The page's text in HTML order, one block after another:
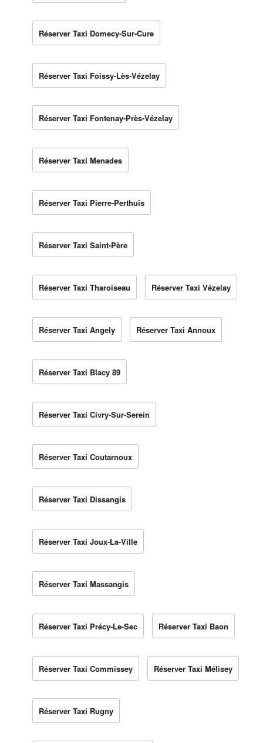
Réserver Taxi Domecy-Sur-Cure
Réserver Taxi Foissy-Lès-Vézelay
Réserver Taxi Fontenay-Près-Vézelay
Réserver Taxi Menades
Réserver Taxi Pierre-Perthuis
Réserver Taxi Saint-Père
Réserver Taxi Tharoiseau Réserver Taxi Vézelay
Réserver Taxi Angely Réserver Taxi Annoux
Réserver Taxi Blacy 89
Réserver Taxi Civry-Sur-Serein
Réserver Taxi Coutarnoux
Réserver Taxi Dissangis
Réserver Taxi Joux-La-Ville
Réserver Taxi Massangis
Réserver Taxi Précy-Le-Sec Réserver Taxi Baon
Réserver Taxi Commissey Réserver Taxi Mélisey
Réserver Taxi Rugny